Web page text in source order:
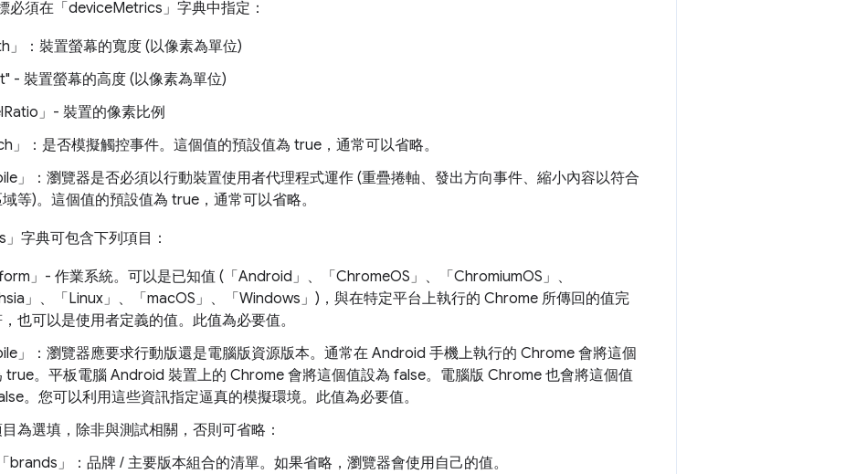
必須在「deviceMetrics」字典中指定：
」：裝置螢幕的寬度 (以像素為單位)
- 裝置螢幕的高度 (以像素為單位)
」- 裝置的像素比例
」：是否模擬觸控事件。這個值的預設值為 true，通常可以省略。
」：瀏覽器是否必須以行動裝置使用者代理程式運作 (重疊捲軸、發出方向事件、縮小內容以符合
等)。這個值的預設值為 true，通常可以省略。
」字典可包含下列項目：
」- 作業系統。可以是已知值 (「Android」、「ChromeOS」、「ChromiumOS」、
」、「Linux」、「macOS」、「Windows」)，與在特定平台上執行的 Chrome 所傳回的值完
也可以是使用者定義的值。此值為必要值。
」：瀏覽器應要求行動版還是電腦版資源版本。通常在 Android 手機上執行的 Chrome 會將這個
true。平板電腦 Android 裝置上的 Chrome 會將這個值設為 false。電腦版 Chrome 也會將這個值
。您可以利用這些資訊指定逼真的模擬環境。此值為必要值。
為選填，除非與測試相關，否則可省略：
「brands」：品牌 / 主要版本組合的清單。如果省略，瀏覽器會使用自己的值。